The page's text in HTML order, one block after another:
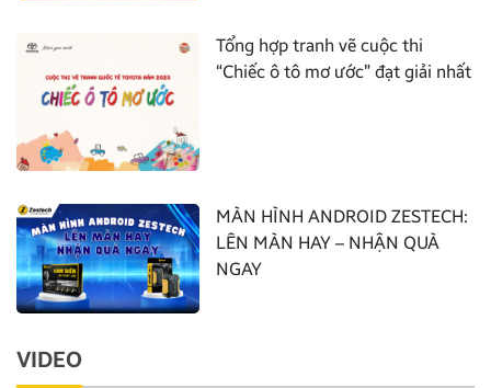
Tổng hợp tranh vẽ cuộc thi
“Chiếc ô tô mơ ước” đạt giải nhất
MÀN HÌNH ANDROID ZESTECH:
LÊN MÀN HAY – NHẬN QUÀ
NGAY
VIDEO